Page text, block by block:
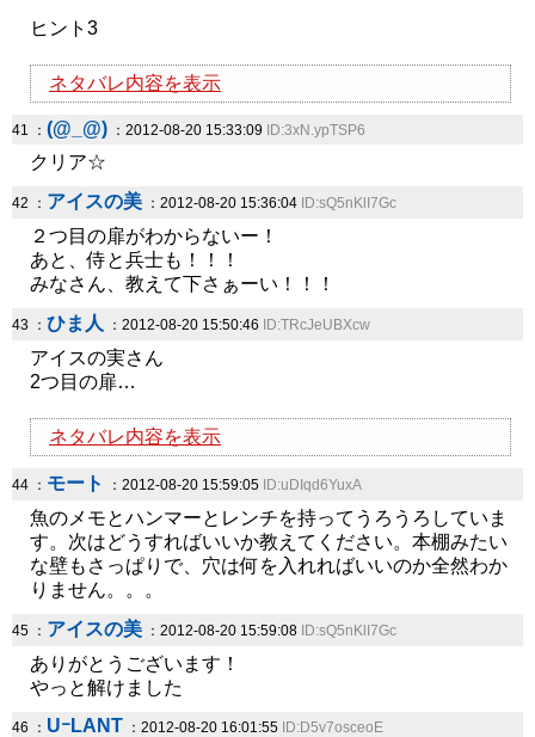
ヒント3
ネタバレ内容を表示
41 ： (@_@) ：2012-08-20 15:33:09 ID:3xN.ypTSP6
クリア☆
42 ： アイスの美 ：2012-08-20 15:36:04 ID:sQ5nKlI7Gc
２つ目の扉がわからないー！
あと、侍と兵士も！！！
みなさん、教えて下さぁーい！！！
43 ： ひま人 ：2012-08-20 15:50:46 ID:TRcJeUBXcw
アイスの実さん
2つ目の扉…
ネタバレ内容を表示
44 ： モート ：2012-08-20 15:59:05 ID:uDIqd6YuxA
魚のメモとハンマーとレンチを持ってうろうろしていま
す。次はどうすればいいか教えてください。本棚みたい
な壁もさっぱりで、穴は何を入れればいいのか全然わか
りません。。。
45 ： アイスの美 ：2012-08-20 15:59:08 ID:sQ5nKlI7Gc
ありがとうございます！
やっと解けました
46 ： UｰLANT ：2012-08-20 16:01:55 ID:D5v7osceoE